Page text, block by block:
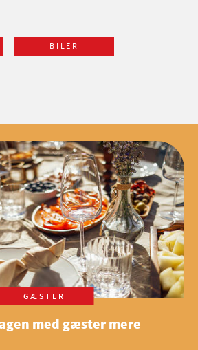
BILER
GÆSTER
med gæster mere